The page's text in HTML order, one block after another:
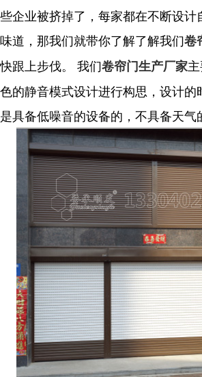
些企业被挤掉了，每家都在不断设计
味道，那我们就带你了解了解我们卷
快跟上步伐。 我们卷帘门生产厂家
色的静音模式设计进行构思，设计的
是具备低噪音的设备的，不具备天气